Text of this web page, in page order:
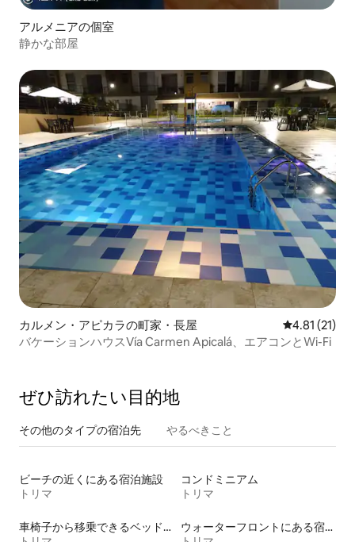
アルメニアの個室
静かな部屋
カルメン・アピカラの町家・長屋 レビュー21
4.81 (21)
バケーションハウスVía Carmen Apicalá、エアコンとWi-Fi
ぜひ訪⁠れ⁠た⁠い目⁠的⁠地
その他のタ⁠イ⁠プ⁠の宿⁠泊⁠先 やるべきこと
ビーチの近くにある宿泊施設
トリマ
コンドミニアム
トリマ
車椅子から移乗できるベッドがある宿泊施設
ウォーターフロントにある宿泊施設